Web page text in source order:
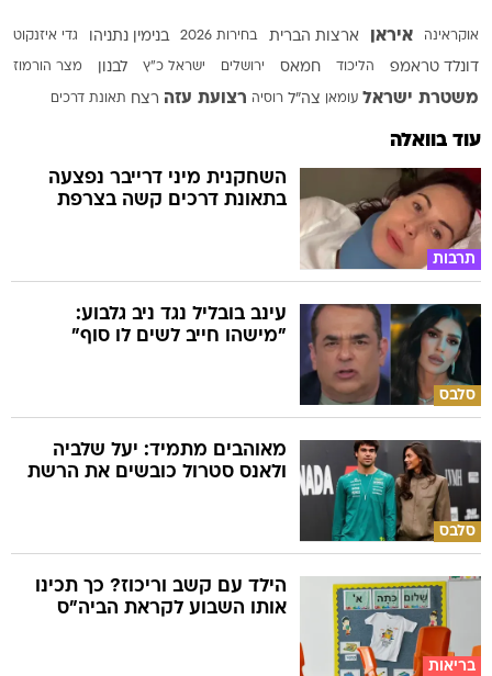
אוקראינה איראן ארצות הברית בחירות 2026 בנימין נתניהו גדי איזנקוט
דונלד טראמפ הליכוד חמאס ירושלים ישראל כ"ץ לבנון מצר הורמוז
משטרת ישראל עומאן צה"ל רוסיה רצועת עזה רצח תאונת דרכים
עוד בוואלה
תרבות
השחקנית מיני דרייבר נפצעה
בתאונת דרכים קשה בצרפת
סלבס
עינב בובליל נגד ניב גלבוע:
"מישהו חייב לשים לו סוף"
סלבס
מאוהבים מתמיד: יעל שלביה
ולאנס סטרול כובשים את הרשת
בריאות
הילד עם קשב וריכוז? כך תכינו
אותו השבוע לקראת הביה"ס